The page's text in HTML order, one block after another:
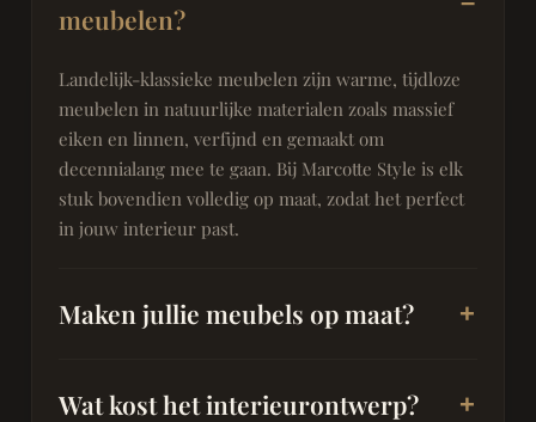
meubelen?
Landelijk-klassieke meubelen zijn warme, tijdloze
meubelen in natuurlijke materialen zoals massief
eiken en linnen, verfijnd en gemaakt om
decennialang mee te gaan. Bij Marcotte Style is elk
stuk bovendien volledig op maat, zodat het perfect
in jouw interieur past.
Maken jullie meubels op maat?
Wat kost het interieurontwerp?